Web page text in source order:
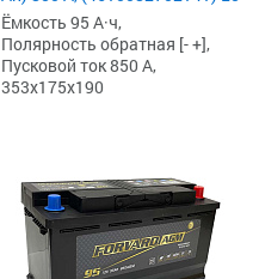
Ёмкость 95 А·ч,
Полярность обратная [- +],
Пусковой ток 850 А,
353x175x190